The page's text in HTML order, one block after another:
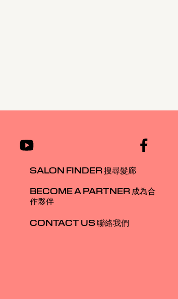
SALON FINDER 搜尋髮廊
BECOME A PARTNER 成為合
作夥伴
CONTACT US 聯絡我們